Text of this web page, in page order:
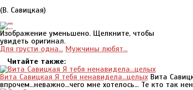
(В. Савицкая)
Изображение уменьшено. Щелкните, чтобы
увидеть оригинал.
Для грусти одна... Мужчины любят...
Читайте также:
Вита Савицкая Я тебя ненавидела...целых Вита
впрочем...неважно...чего мне хотелось... Те кто так